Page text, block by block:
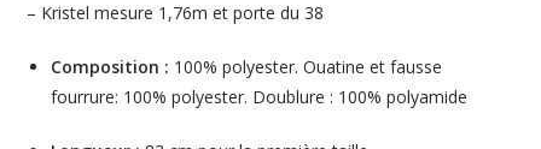
– Kristel mesure 1,76m et porte du 38
Composition : 100% polyester.Ouatine et fausse
fourrure: 100% polyester. Doublure : 100% polyamide